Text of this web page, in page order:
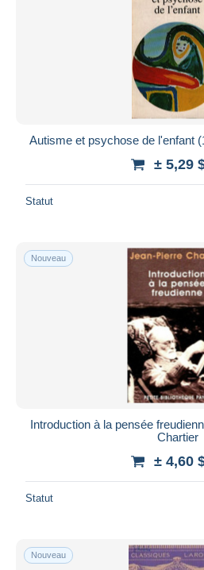
Autisme et psychose de l'enfant
± 5,29
Statut
Nouveau
Introduction à la pensée
Chartier
± 4,60
Statut
Nouveau